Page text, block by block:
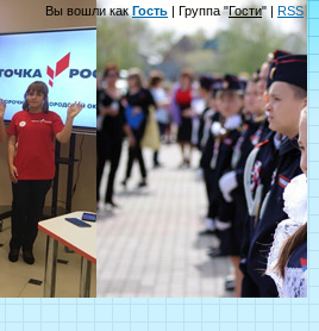
Вы вошли какГость | Группа "Гости" | RSS